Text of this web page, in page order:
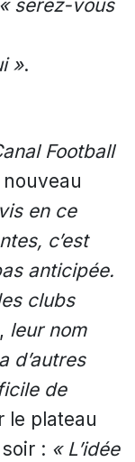
« serez-vous
».
Football
en ce
c’est
anticipée.
clubs
leur nom
d’autres
de
le plateau
: « L’idée